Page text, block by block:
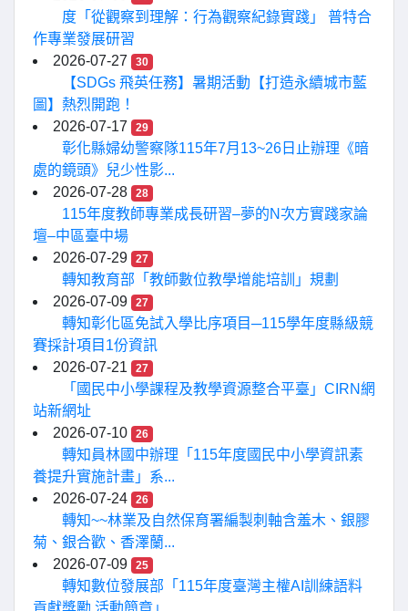
度「從觀察到理解：行為觀察紀錄實踐」 普特合
作專業發展研習
2026-07-27
30
【SDGs 飛英任務】暑期活動【打造永續城市藍
圖】熱烈開跑！
2026-07-17
29
彰化縣婦幼警察隊115年7月13~26日止辦理《暗
處的鏡頭》兒少性影...
2026-07-28
28
115年度教師專業成長研習–夢的N次方實踐家論
壇–中區臺中場
2026-07-29
27
轉知教育部「教師數位教學增能培訓」規劃
2026-07-09
27
轉知彰化區免試入學比序項目─115學年度縣級競
賽採計項目1份資訊
2026-07-21
27
「國民中小學課程及教學資源整合平臺」CIRN網
站新網址
2026-07-10
26
轉知員林國中辦理「115年度國民中小學資訊素
養提升實施計畫」系...
2026-07-24
26
轉知~~林業及自然保育署編製刺軸含羞木、銀膠
菊、銀合歡、香澤蘭...
2026-07-09
25
轉知數位發展部「115年度臺灣主權AI訓練語料
貢獻獎勵 活動簡章」...